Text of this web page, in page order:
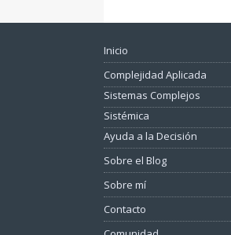
Inicio
Complejidad Aplicada
Sistemas Complejos
Sistémica
Ayuda a la Decisión
Sobre el Blog
Sobre mí
Contacto